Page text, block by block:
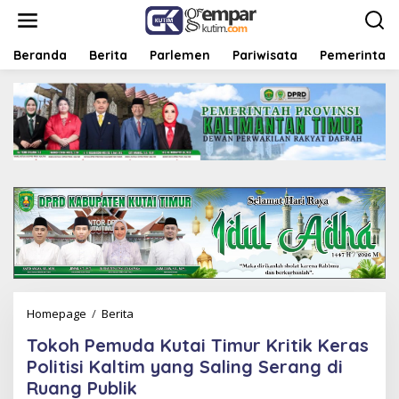
t
Beranda Berita Parlemen Pariwisata
Homepage / Berita
k
o
h
P
Tokoh Pemuda Kutai Timur Kritik Keras
Politisi Kaltim yang Saling Serang di
Ruang Publik